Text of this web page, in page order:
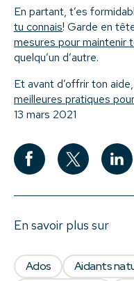
En partant, t’es
tu connais! Garde en
mesures pour maintenir
quelqu’un d’autre.
Et avant d’offrir ton
meilleures pratiques
13 mars 2021
En savoir plus sur
Ados Aidants